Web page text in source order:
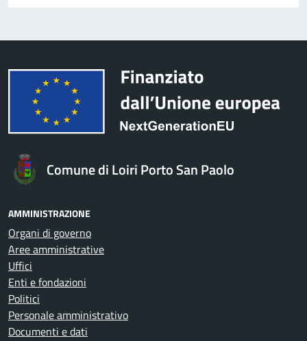
Comune di Loiri Porto San Paolo
AMMINISTRAZIONE
Organi di governo
Aree amministrative
Uffici
Enti e fondazioni
Politici
Personale amministrativo
Documenti e dati